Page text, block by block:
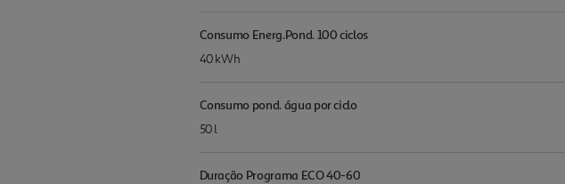
Consumo Energ.Pond. 100 ciclos
40 kWh
Consumo pond. água por ciclo
50 l
Duração Programa ECO 40-60